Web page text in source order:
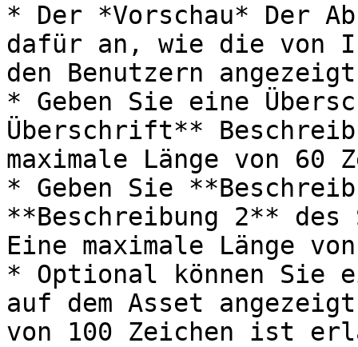
* Der *Vorschau* Der
dafür an, wie die von
den Benutzern
* Geben Sie eine
Überschrift**
maximale Länge von
* Geben Sie
**Beschreibung 2** des
Eine maximale Länge
* Optional können Sie
auf dem Asset
von 100 Zeichen ist